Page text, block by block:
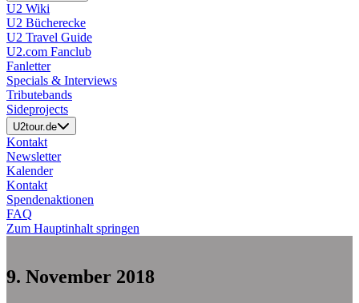
U2 Wiki
U2 Bücherecke
U2 Travel Guide
U2.com Fanclub
Fanletter
Specials & Interviews
Tributebands
Sideprojects
U2tour.de
Kontakt
Newsletter
Kalender
Kontakt
Spendenaktionen
FAQ
Zum Hauptinhalt springen
9. November 2018